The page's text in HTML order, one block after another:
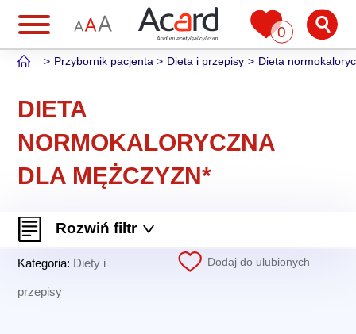
0
Przybornik pacjenta Dieta i przepisy Dieta
DIETA
NORMOKALORYCZNA
DLA MĘŻCZYZN*
Rozwiń filtr
Kategoria: Diety i
przepisy
Dodaj do ulubionych